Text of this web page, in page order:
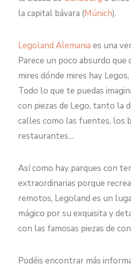
la capital bávara (Múnich).
Legoland Alemania es una
Parece un poco absurdo que
mires dónde mires hay
Todo lo que te puedas
con piezas de Lego, tanto la
calles como las fuentes, los
restaurantes…
Así como hay parques con
extraordinarias porque
remotos, Legoland es un
mágico por su exquisita y
con las famosas piezas de
Podéis encontrar más